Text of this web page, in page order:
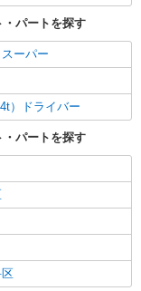
パートを探す
ーパー
）ドライバー
パートを探す